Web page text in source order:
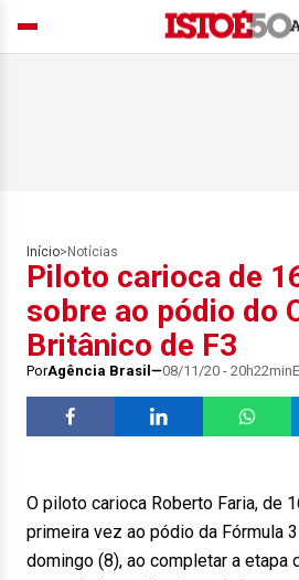
Início> Notícias
Piloto carioca de
sobre ao pódio do
Britânico de F3
PorAgência Brasil 08/11/20 - 20h22min
O piloto carioca Roberto Faria, de
primeira vez ao pódio da Fórmula
domingo (8), ao completar a etapa